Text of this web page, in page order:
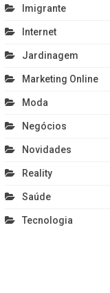
Imigrante
Internet
Jardinagem
Marketing Online
Moda
Negócios
Novidades
Reality
Saúde
Tecnologia